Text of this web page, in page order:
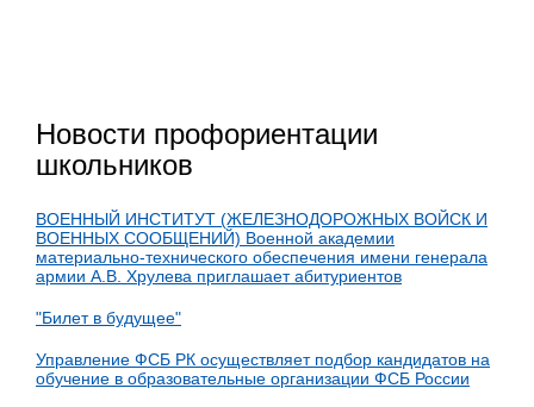
Новости профориентации
школьников
ВОЕННЫЙ ИНСТИТУТ (ЖЕЛЕЗНОДОРОЖНЫХ ВОЙСК И
ВОЕННЫХ СООБЩЕНИЙ) Военной академии
материально-технического обеспечения имени генерала
армии А.В. Хрулева приглашает абитуриентов
"Билет в будущее"
Управление ФСБ РК осуществляет подбор кандидатов на
обучение в образовательные организации ФСБ России